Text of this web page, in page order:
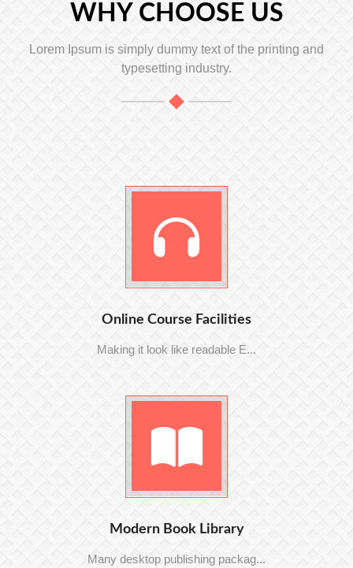
WHY CHOOSE US
Lorem Ipsum is simply dummy text of the printing and
typesetting industry.
Online Course Facilities
Making it look like readable E...
Modern Book Library
Many desktop publishing packag...